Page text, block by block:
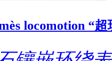
locomotion “